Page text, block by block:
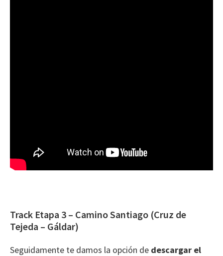
Track Etapa 3 – Camino Santiago (Cruz de
Tejeda – Gáldar)
Seguidamente te damos la opción de descargar el